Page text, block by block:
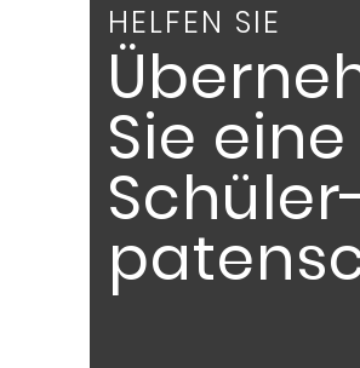
HELFEN SIE
Sie eine